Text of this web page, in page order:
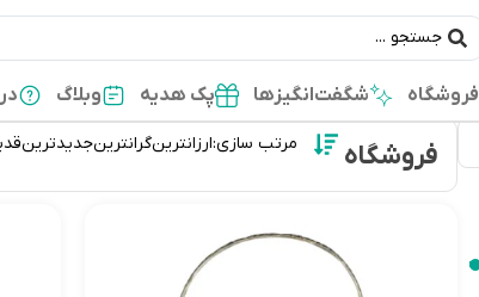
فروشگاه شگفت‌انگیزها پک هدیه وبلاگ
فروشگاه مرتب سازی:ارزانترینگرانترینجدیدترین